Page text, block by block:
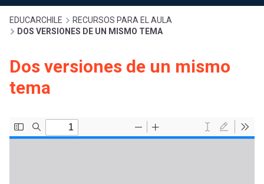
Escritorio]
Menú
entrar
a
principal
Expand
Gestión
Expand
Comunidad
Expand
Expand
Sobrescribir
enlaces
de
ayuda
EDUCARCHILE
RECURSOS PARA EL AULA
DOS VERSIONES DE UN MISMO TEMA
Dos versiones de un mismo
tema